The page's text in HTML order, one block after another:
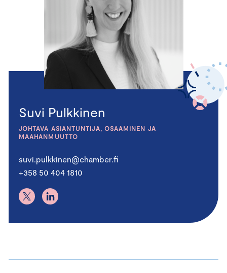
Suvi Pulkkinen
JOHTAVA ASIANTUNTIJA, OSAAMINEN JA
MAAHANMUUTTO
suvi.pulkkinen@chamber.fi
+358 50 404 1810